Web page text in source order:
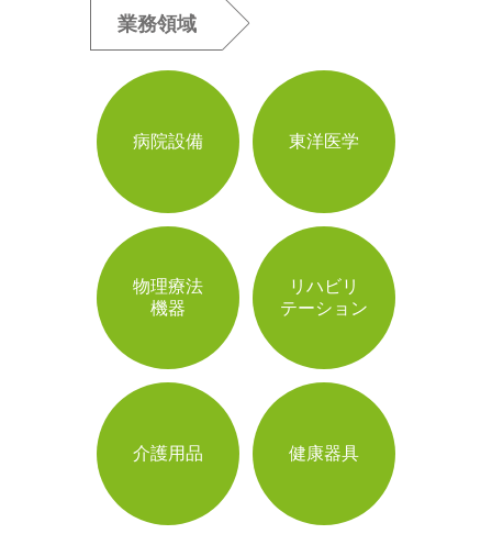
業務領域
病院設備 東洋医学
物理療法
機器
リハビリ
テーション
介護用品 健康器具